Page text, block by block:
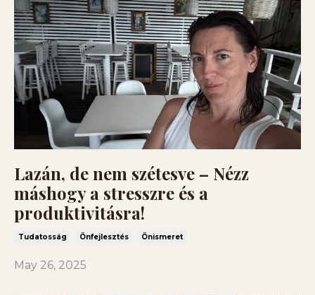
Lazán, de nem szétesve – Nézz
máshogy a stresszre és a
produktivitásra!
Tudatosság Önfejlesztés Önismeret
May 26, 2025